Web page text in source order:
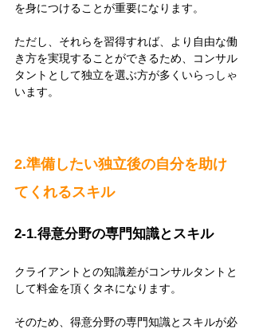
を身につけることが重要になります。
ただし、それらを習得すれば、より自由な働
き方を実現することができるため、コンサル
タントとして独立を選ぶ方が多くいらっしゃ
います。
2.準備したい独立後の自分を助け
てくれるスキル
2-1.得意分野の専門知識とスキル
クライアントとの知識差がコンサルタントと
して料金を頂くタネになります。
そのため、得意分野の専門知識とスキルが必